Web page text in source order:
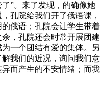
”。来了发现，的确像她
孔院给我们开了俄语课，
俄语；孔院会让学生带着
，孔院还会时常开展团建
一个团结有爱的集体。另
我们的近况，询问我们意
而产生的不安情绪；而我